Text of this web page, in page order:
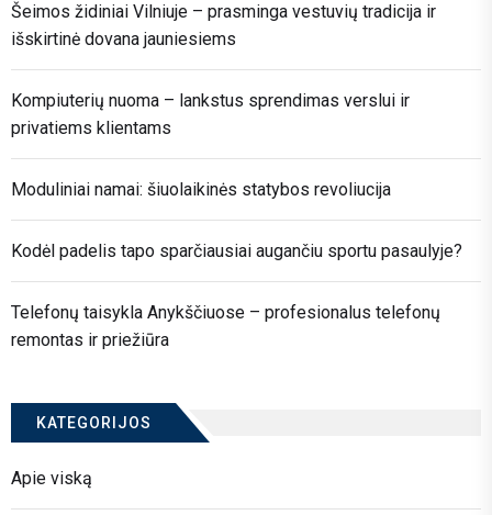
Šeimos židiniai Vilniuje – prasminga vestuvių tradicija ir
išskirtinė dovana jauniesiems
Kompiuterių nuoma – lankstus sprendimas verslui ir
privatiems klientams
Moduliniai namai: šiuolaikinės statybos revoliucija
Kodėl padelis tapo sparčiausiai augančiu sportu pasaulyje?
Telefonų taisykla Anykščiuose – profesionalus telefonų
remontas ir priežiūra
KATEGORIJOS
Apie viską